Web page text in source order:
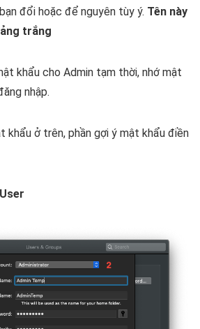
đổi hoặc để nguyên tùy ý. Tên này
trắng
khẩu cho Admin tạm thời, nhớ mật
nhập.
khẩu ở trên, phần gợi ý mật khẩu điền